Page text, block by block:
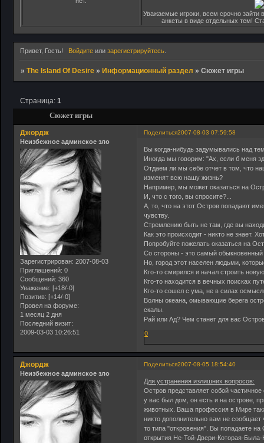
Уважаемые игроки, всем срочно зайти
анкеты в виде отдельных тем!
Привет, Гость! Войдитеили зарегистрируйтесь.
»The Island Of Desire » Информационный раздел »Сюжет игры
Сюжет игры
Страница:1
Поделиться2007-08-03 07:59:58
Джордж
Неизбежное админское зло
Зарегистрирован: 2007-08-03
Приглашений: 0
Сообщений: 360
Уважение: [+18/-0]
Позитив: [+14/-0]
Провел на форуме:
1 месяц 2 дня
Последний визит:
2009-03-03 10:26:51
Вы когда-нибудь задумывались над
Иногда мы говорим: "Ах, если б меня
Отдаем ли мы себе отчет в том, что
изменят всю нашу жизнь?
Например, мы может оказаться на
И, что с того, вы спросите?...
А, то, что на этот Остров попадают
чувству.
Стремлению быть не там, где вы
Как это происходит - никто не знает.
Попробуйте пожелать оказаться на
Со стороны - это самый обыкновенный
Но, город этот населен людьми,
Кто-то смирился и начал строить
Кто-то находится в вечных поисках
Кто-то сошел с ума, не в силах
Волны океана, омывающие берега
скалы.
Рай или Ад? Чем станет для вас
0
Поделиться2007-08-05 18:54:40
Джордж
Неизбежное админское зло
Для устранения излишних вопросов:
Остров представляет собой
у вас был дом, он есть и на острове,
животных. Ваша профессия в Мире
никто дополнительно вам не сообщает
то типа "откровения". Вы попадаете
открытия Не-Той-Двери-Которая-